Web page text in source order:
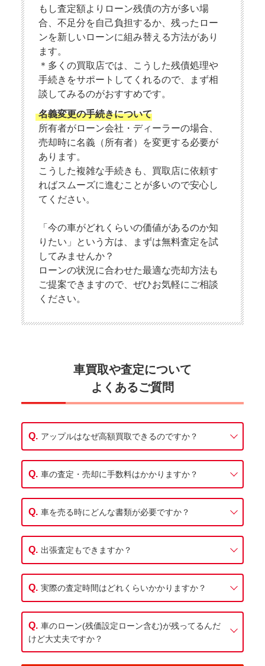
もし査定額よりローン残債の方が多い場
合、不足分を自己負担するか、残ったロー
ンを新しいローンに組み替える方法があり
ます。
＊多くの買取店では、こうした残債処理や
手続きをサポートしてくれるので、まず相
談してみるのがおすすめです。
名義変更の手続きについて
所有者がローン会社・ディーラーの場合、
売却時に名義（所有者）を変更する必要が
あります。
こうした複雑な手続きも、買取店に依頼す
ればスムーズに進むことが多いので安心し
てください。
「今の車がどれくらいの価値があるのか知
りたい」という方は、まずは無料査定を試
してみませんか？
ローンの状況に合わせた最適な売却方法も
ご提案できますので、ぜひお気軽にご相談
ください。
車買取や査定について
よくあるご質問
アップルはなぜ高額買取できるのですか？
車の査定・売却に手数料はかかりますか？
車を売る時にどんな書類が必要ですか？
出張査定もできますか？
実際の査定時間はどれくらいかかりますか？
車のローン(残価設定ローン含む)が残ってるんだ
けど大丈夫ですか？